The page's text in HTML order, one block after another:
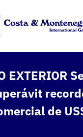
EXTERIOR
de